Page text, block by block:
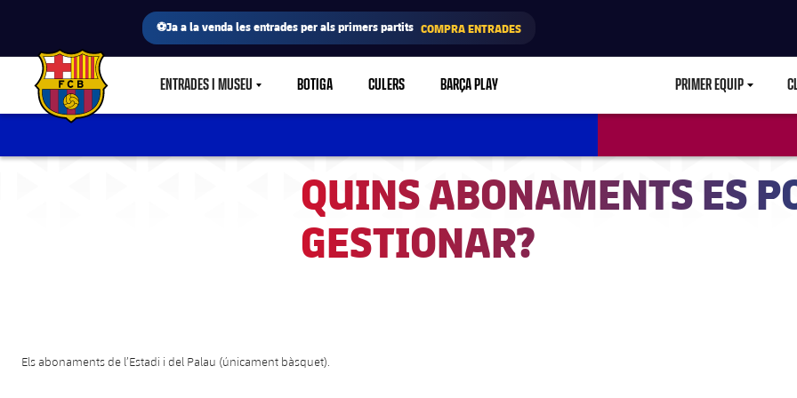
⚽Ja a la venda les entrades per als primers partits COMPRA ENTRADES
FC Barcelona club badge ENTRADES I MUSEULABEL.SHARE.CARETDOWN
BOTIGA CULERS BARÇA PLAY PRIMER EQUIP
QUINS ABONAMENTS ES
GESTIONAR?
Els abonaments de l’Estadi i del Palau (únicament bàsquet).